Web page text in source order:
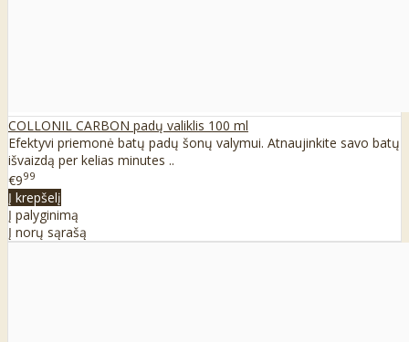
COLLONIL CARBON padų valiklis 100 ml
Efektyvi priemonė batų padų šonų valymui. Atnaujinkite savo batų
išvaizdą per kelias minutes ..
€999
Į krepšelį
Į palyginimą
Į norų sąrašą